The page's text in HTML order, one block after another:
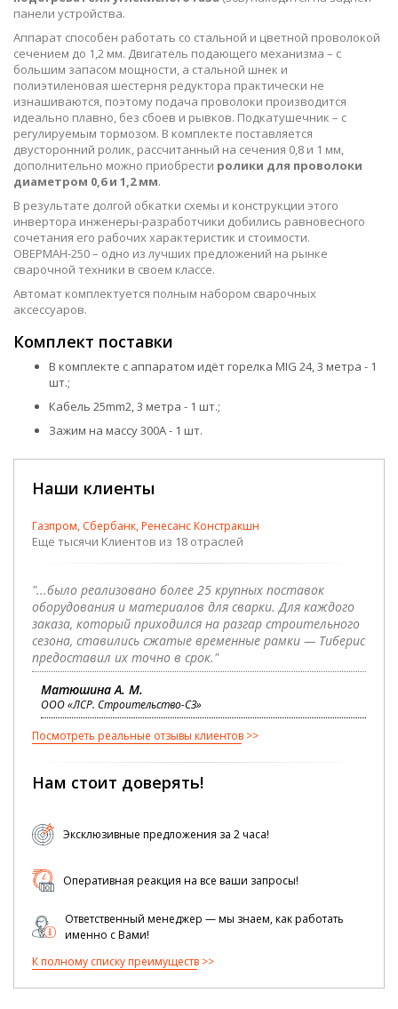
панели устройства.
Аппарат способен работать со стальной и цветной проволокой
сечением до 1,2 мм. Двигатель подающего механизма – с
большим запасом мощности, а стальной шнек и
полиэтиленовая шестерня редуктора практически не
изнашиваются, поэтому подача проволоки производится
идеально плавно, без сбоев и рывков. Подкатушечник – с
регулируемым тормозом. В комплекте поставляется
двусторонний ролик, рассчитанный на сечения 0,8 и 1 мм,
дополнительно можно приобрести ролики для проволоки
диаметром 0,6 и 1,2 мм.
В результате долгой обкатки схемы и конструкции этого
инвертора инженеры-разработчики добились равновесного
сочетания его рабочих характеристик и стоимости.
ОВЕРМАН-250 – одно из лучших предложений на рынке
сварочной техники в своем классе.
Автомат комплектуется полным набором сварочных
аксессуаров.
Комплект поставки
В комплекте с аппаратом идёт горелка MIG 24, 3 метра - 1
шт.;
Кабель 25mm2, 3 метра - 1 шт.;
Зажим на массу 300А - 1 шт.
Наши клиенты
Газпром, Сбербанк, Ренесанс Констракшн
Еще тысячи Клиентов из 18 отраслей
"...было реализовано более 25 крупных поставок
оборудования и материалов для сварки. Для каждого
заказа, который приходился на разгар строительного
сезона, ставились сжатые временные рамки — Тиберис
предоставил их точно в срок."
Матюшина А. М.
ООО «ЛСР. Строительство-СЗ»
Посмотреть реальные отзывы клиентов
Нам стоит доверять!
Эксклюзивные предложения за 2 часа!
Оперативная реакция на все ваши запросы!
Ответственный менеджер — мы знаем, как работать
именно с Вами!
К полному списку преимуществ